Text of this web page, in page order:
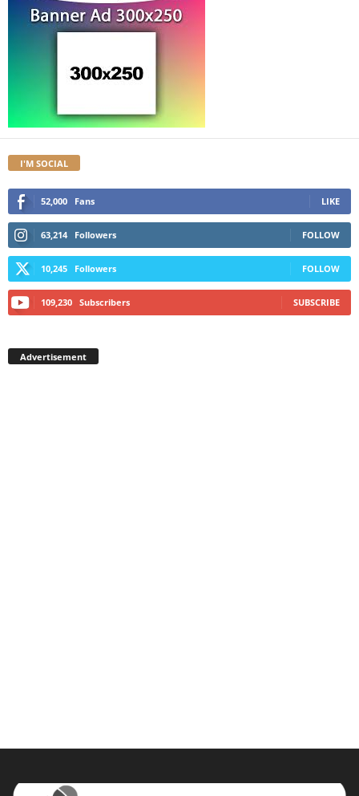
I'M SOCIAL
52,000 Fans LIKE
63,214 Followers FOLLOW
10,245 Followers FOLLOW
109,230 Subscribers SUBSCRIBE
Advertisement